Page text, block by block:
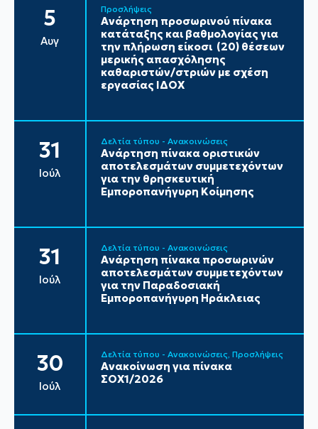
5
Αυγ
Προσλήψεις
Ανάρτηση προσωρινού πίνακα
κατάταξης και βαθμολογίας για
την πλήρωση είκοσι (20) θέσεων
μερικής απασχόλησης
καθαριστών/στριών με σχέση
εργασίας ΙΔΟΧ
31
Ιούλ
Δελτία τύπου - Ανακοινώσεις
Ανάρτηση πίνακα οριστικών
αποτελεσμάτων συμμετεχόντων
για την θρησκευτική
Εμποροπανήγυρη Κοίμησης
31
Ιούλ
Δελτία τύπου - Ανακοινώσεις
Ανάρτηση πίνακα προσωρινών
αποτελεσμάτων συμμετεχόντων
για την Παραδοσιακή
Εμποροπανήγυρη Ηράκλειας
30
Ιούλ
Δελτία τύπου - Ανακοινώσεις Προσλήψεις
Ανακοίνωση για πίνακα
ΣΟΧ1/2026